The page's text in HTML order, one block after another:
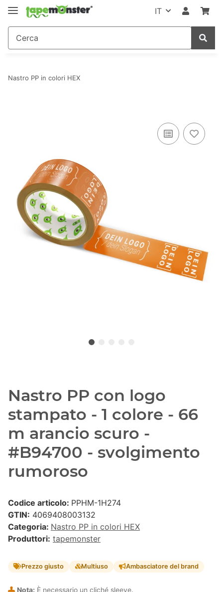
IT
Nastro PP in colori HEX
Nastro PP con logo
stampato - 1 colore - 66
m arancio scuro -
#B94700 - svolgimento
rumoroso
Codice articolo: PPHM-1H274
GTIN: 4069408003132
Categoria: Nastro PP in colori HEX
Produttori: tapemonster
Prezzo giusto Multiuso Ambasciatore del brand
Nota: È necessario un cliché sleeve.